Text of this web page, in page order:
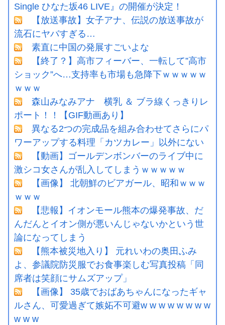
Single ひなた坂46 LIVE』の開催が決定！
【放送事故】女子アナ、伝説の放送事故が
流石にヤバすぎる…
素直に中国の発展すごいよな
【終了？】高市フィーバー、一転して”高市
ショック”へ…支持率も市場も急降下ｗｗｗｗｗ
ｗｗｗ
森山みなみアナ 横乳 ＆ ブラ線くっきりレ
ポート！！【GIF動画あり】
異なる2つの完成品を組み合わせてさらにパ
ワーアップする料理「カツカレー」以外にない
【動画】ゴールデンボンバーのライブ中に
激シコ女さんが乱入してしまうｗｗｗｗｗ
【画像】 北朝鮮のビアガール、昭和ｗｗｗ
ｗｗｗ
【悲報】イオンモール熊本の爆発事故、だ
んだんとイオン側が悪いんじゃないかという世
論になってしまう
【熊本被災地入り】 元れいわの奥田ふみ
よ、参議院防災服でお食事楽しむ写真投稿「同
席者は笑顔にサムズアップ」
【画像】 35歳でおばあちゃんになったギャ
ルさん、可愛過ぎて嫉妬不可避w w w w w w w w
w w w